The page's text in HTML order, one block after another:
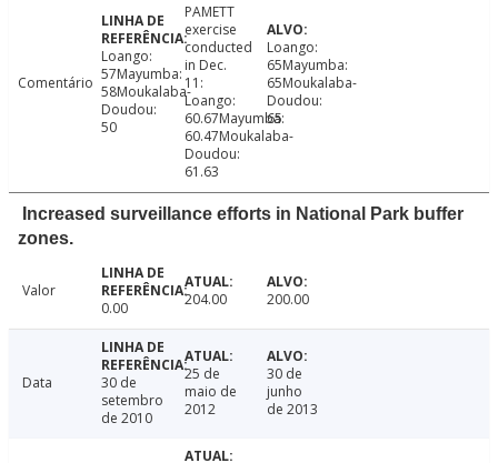
Comentário
Loango:
57Mayumba:
58Moukalaba-
Doudou:
50
PAMETT
exercise
conducted
in Dec.
11:
Loango:
60.67Mayumba:
60.47Moukalaba-
Doudou:
61.63
Loango:
65Mayumba:
65Moukalaba-
Doudou:
65
Increased surveillance efforts in National Park buffer
zones.
Valor
0.00
204.00 200.00
Data
30 de
setembro
de 2010
25 de
maio de
2012
30 de
junho
de 2013